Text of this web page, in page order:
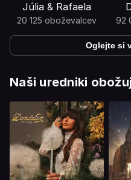
Júlia & Rafaela
20 125 oboževalcev 92
Oglejte si
Naši uredniki